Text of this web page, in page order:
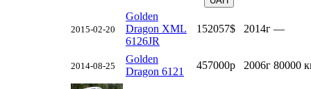
2015-02-20
Golden
Dragon XML
6126JR
152057$ 2014г —
2014-08-25
Golden
Dragon 6121
457000р 2006г 80000